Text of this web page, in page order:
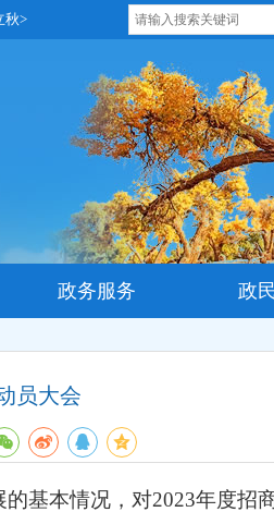
秋>
政务服务 政
员大会
基本情况，对2023年度招